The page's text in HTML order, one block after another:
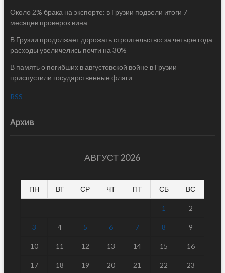
Около 2% брака на экспорте: в Грузии подвели итоги 7
месяцев проверок вина
В Грузии продолжает дорожать строительство: за четыре года
расходы увеличелись почти на 30%
В память о погибших в августовской войне в Грузии
приспустили государственные флаги
RSS
Архив
АВГУСТ 2026
ПН ВТ СР ЧТ ПТ СБ ВС
1 2
3 4 5 6 7 8 9
10 11 12 13 14 15 16
17 18 19 20 21 22 23